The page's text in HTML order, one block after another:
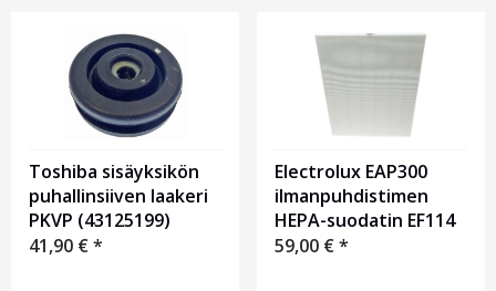
Toshiba sisäyksikön
puhallinsiiven laakeri
PKVP (43125199)
41,90 €*
Electrolux EAP300
ilmanpuhdistimen
HEPA-suodatin EF114
59,00 €*